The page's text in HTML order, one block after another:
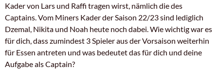
Kader von Lars und Raffi tragen wirst, nämlich die des
Captains. Vom Miners Kader der Saison 22/23 sind lediglich
Dzemal, Nikita und Noah heute noch dabei. Wie wichtig war es
für dich, dass zumindest 3 Spieler aus der Vorsaison weiterhin
für Essen antreten und was bedeutet das für dich und deine
Aufgabe als Captain?